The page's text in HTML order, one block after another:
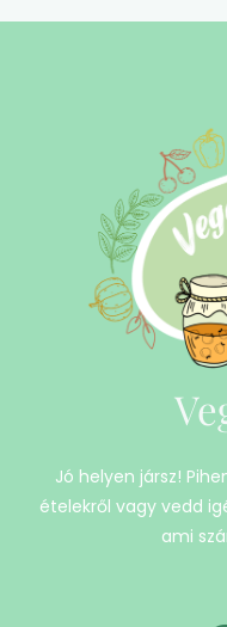
Jó helyen jársz!
ételekről vagy vedd
ami